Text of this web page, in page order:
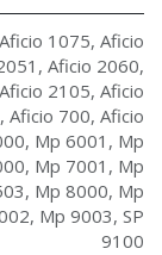
Aficio 1075, Aficio
, Aficio 2060,
Aficio 2105, Aficio
, Aficio 700, Aficio
, Mp 6001 , Mp
, Mp 7001 , Mp
, Mp 8000, Mp
, Mp 9003, SP
9100